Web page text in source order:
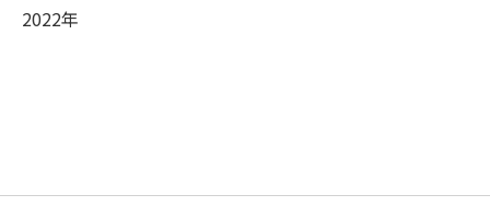
2022年